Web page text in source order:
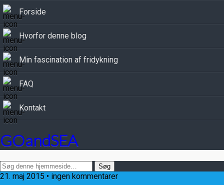
Forside
Hvorfor denne blog
Min fascination af fridykning
FAQ
Kontakt
GOandSEA
21. maj 2015 • ingen kommentarer